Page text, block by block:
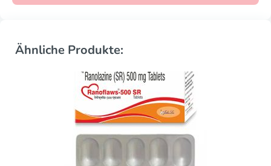
Ähnliche Produkte: